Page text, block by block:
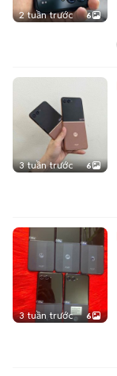
2 tuần trước 6
3 tuần trước 6
3 tuần trước 6